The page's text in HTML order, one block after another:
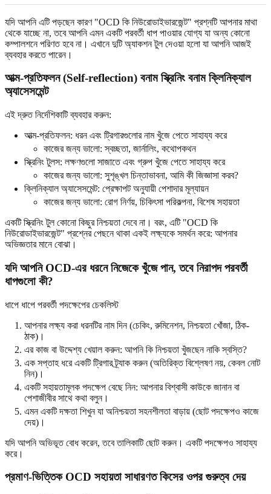
যদি আপনি এটি পড়ছেন কারণ "OCD কি নিউরোডাইভারজেন্ট" প্রশ্নটি আপনার মাথা
থেকে যাচ্ছে না, তবে আপনি এমন একটি পরবর্তী ধাপ পাওয়ার যোগ্য যা অন্য কোনো
কম্পালশনে পরিণত হবে না। এখানে দুটি অ্যাকশন টুল দেওয়া হলো যা আপনি আজই
ব্যবহার করতে পারেন।
আত্ম-প্রতিফলন (Self-reflection) বনাম স্ক্রিনিং বনাম ক্লিনিক্যাল
অ্যাসেসমেন্ট
এই দ্রুত নির্দেশিকাটি ব্যবহার করুন:
আত্ম-প্রতিফলন: ধরন এবং ট্রিগারগুলোর নাম খুঁজে পেতে সাহায্য করে
কাজের জন্য ভালো: স্বচ্ছতা, জার্নালিং, কথোপকথন
স্ক্রিনিং টুলস: লক্ষণগুলো সাজাতে এবং গ্রুপ খুঁজে পেতে সাহায্য করে
কাজের জন্য ভালো: সুশৃঙ্খল চিন্তাভাবনা, আমি কী জিজ্ঞাসা করব?
ক্লিনিক্যাল অ্যাসেসমেন্ট: প্রেক্ষাপট অনুযায়ী পেশাদার মূল্যায়ন
কাজের জন্য ভালো: রোগ নির্ণয়, চিকিৎসা পরিকল্পনা, বিশেষ সহায়তা
একটি স্ক্রিনিং টুল কোনো কিছুর নিশ্চয়তা দেবে না। বরং, এটি "OCD কি
নিউরোডাইভারজেন্ট" প্রশ্নের পেছনে থাকা একই লক্ষ্যকে সমর্থন করে: আপনার
অভিজ্ঞতার মানে বোঝা।
যদি আপনি OCD-এর ধরনে নিজেকে খুঁজে পান, তবে নিরাপদ পরবর্তী
ধাপগুলো কী?
ধাপে ধাপে পরবর্তী পদক্ষেপের চেকলিস্ট
আপনার লক্ষ্য করা ধরনটির নাম দিন (চেকিং, রুমিনেশন, নিশ্চয়তা খোঁজা, ঠিক-
ঠাক)।
এর কাজ বা উদ্দেশ্য খেয়াল করুন: আপনি কি নিশ্চয়তা খুঁজছেন নাকি স্বস্তি?
এক সপ্তাহ ধরে একটি ট্রিগার ট্র্যাক করুন (অতিরিক্ত বিশ্লেষণ নয়, কেবল নোট
নিন)।
একটি সহায়তামূলক পদক্ষেপ বেছে নিন: আপনার বিশ্বাসী কাউকে জানান বা
পেশাজীবীর সাথে কথা বলুন।
এমন একটি দক্ষতা শিখুন যা অনিশ্চয়তা সহনশীলতা বাড়ায় (ছোট পদক্ষেপও কাজে
দেয়)।
যদি আপনি অভিভূত বোধ করেন, তবে তালিকাটি ছোট করুন। একটি পদক্ষেপও সাহায্য
করে।
প্রমাণ-ভিত্তিক OCD সহায়তা সাধারণত কিসের ওপর গুরুত্ব দেয়